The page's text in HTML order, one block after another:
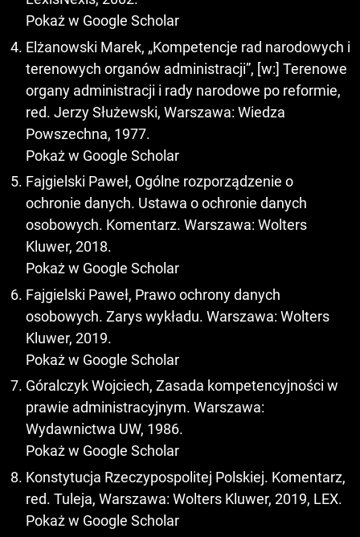
Pokaż w Google Scholar
Elżanowski Marek, „Kompetencje rad narodowych i
terenowych organów administracji”, [w:] Terenowe
organy administracji i rady narodowe po reformie,
red. Jerzy Służewski, Warszawa: Wiedza
Powszechna, 1977.
Pokaż w Google Scholar
Fajgielski Paweł, Ogólne rozporządzenie o
ochronie danych. Ustawa o ochronie danych
osobowych. Komentarz. Warszawa: Wolters
Kluwer, 2018.
Pokaż w Google Scholar
Fajgielski Paweł, Prawo ochrony danych
osobowych. Zarys wykładu. Warszawa: Wolters
Kluwer, 2019.
Pokaż w Google Scholar
Góralczyk Wojciech, Zasada kompetencyjności w
prawie administracyjnym. Warszawa:
Wydawnictwa UW, 1986.
Pokaż w Google Scholar
Konstytucja Rzeczypospolitej Polskiej. Komentarz,
red. Tuleja, Warszawa: Wolters Kluwer, 2019, LEX.
Pokaż w Google Scholar